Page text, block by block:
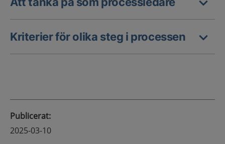
Kriterier för olika steg i processen
Publicerat:
2025-03-10